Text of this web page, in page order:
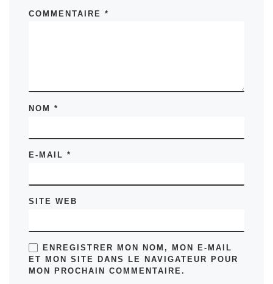
COMMENTAIRE*
NOM*
E-MAIL*
SITE WEB
ENREGISTRER MON NOM, MON E-MAIL
ET MON SITE DANS LE NAVIGATEUR POUR
MON PROCHAIN COMMENTAIRE.